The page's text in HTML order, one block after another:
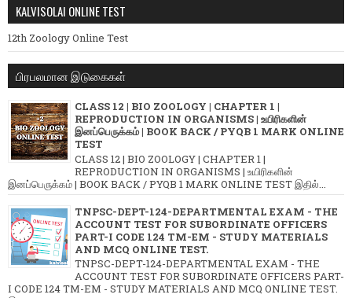
KALVISOLAI ONLINE TEST
12th Zoology Online Test
பிரபலமான இடுகைகள்
CLASS 12 | BIO ZOOLOGY | CHAPTER 1 |
REPRODUCTION IN ORGANISMS | உயிரிகளின்
இனப்பெருக்கம் | BOOK BACK / PYQB 1 MARK ONLINE
TEST
CLASS 12 | BIO ZOOLOGY | CHAPTER 1 |
REPRODUCTION IN ORGANISMS | உயிரிகளின்
இனப்பெருக்கம் | BOOK BACK / PYQB 1 MARK ONLINE TEST இதில்...
TNPSC-DEPT-124-DEPARTMENTAL EXAM - THE
ACCOUNT TEST FOR SUBORDINATE OFFICERS
PART-I CODE 124 TM-EM - STUDY MATERIALS
AND MCQ ONLINE TEST.
TNPSC-DEPT-124-DEPARTMENTAL EXAM - THE
ACCOUNT TEST FOR SUBORDINATE OFFICERS PART-
I CODE 124 TM-EM - STUDY MATERIALS AND MCQ ONLINE TEST.